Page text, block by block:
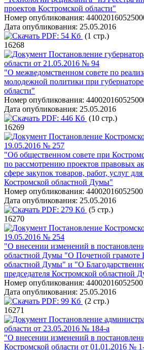
проектов Костромской области"
Номер опубликования:
Дата опубликования: 25.05.2016
PDF: 54 Кб (1 стр.)
16268
Постановление
области от 21.05.2016 № 94
"О межведомственном совете по
молодежной политики при
области"
Номер опубликования:
Дата опубликования: 25.05.2016
PDF: 446 Кб (10 стр.)
16269
Постановление
19.05.2016 № 257
"Об общественном совете при
по рассмотрению проектов правовых
сфере закупок товаров, работ, услуг
Костромской областной Думы"
Номер опубликования:
Дата опубликования: 25.05.2016
PDF: 279 Кб (5 стр.)
16270
Постановление
19.05.2016 № 254
"О внесении изменений в
областной Думы "О Почетной грамоте
областной Думы" и "О
председателя Костромской областной
Номер опубликования:
Дата опубликования: 25.05.2016
PDF: 99 Кб (2 стр.)
16271
Постановление
области от 23.05.2016 № 184-а
"О внесении изменений в
Костромской области от 01.01.2016 №